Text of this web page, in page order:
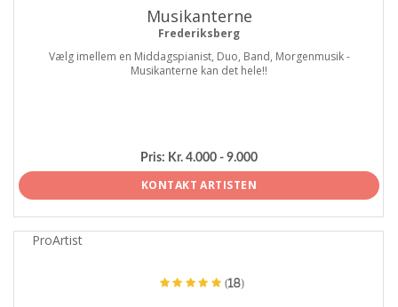
Musikanterne
Frederiksberg
Vælg imellem en Middagspianist, Duo, Band, Morgenmusik -
Musikanterne kan det hele!!
Pris: Kr. 4.000 - 9.000
KONTAKT ARTISTEN
ProArtist
(18)